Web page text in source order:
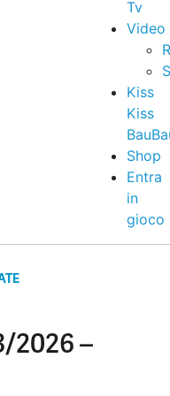
Tv
Video
Kiss
Kiss
Shop
Entra
in
gioco
2026 –